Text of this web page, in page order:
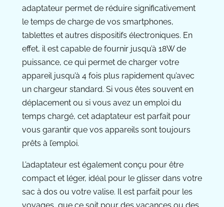
adaptateur permet de réduire significativement
le temps de charge de vos smartphones,
tablettes et autres dispositifs électroniques. En
effet, il est capable de fournir jusqu’à 18W de
puissance, ce qui permet de charger votre
appareil jusqu’à 4 fois plus rapidement qu’avec
un chargeur standard. Si vous êtes souvent en
déplacement ou si vous avez un emploi du
temps chargé, cet adaptateur est parfait pour
vous garantir que vos appareils sont toujours
prêts à l’emploi.
L’adaptateur est également conçu pour être
compact et léger, idéal pour le glisser dans votre
sac à dos ou votre valise. Il est parfait pour les